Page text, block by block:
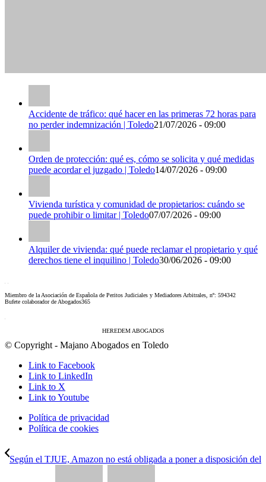
Accidente de tráfico: qué hacer en las primeras 72 horas para
no perder indemnización | Toledo21/07/2026 - 09:00
Orden de protección: qué es, cómo se solicita y qué medidas
puede acordar el juzgado | Toledo14/07/2026 - 09:00
Vivienda turística y comunidad de propietarios: cuándo se
puede prohibir o limitar | Toledo07/07/2026 - 09:00
Alquiler de vivienda: qué puede reclamar el propietario y qué
derechos tiene el inquilino | Toledo30/06/2026 - 09:00
Miembro de la Asociación de Española de Peritos Judiciales y Mediadores Arbitrales, nº: 594342
Bufete colaborador de Abogados365
HEREDEM ABOGADOS
© Copyright - Majano Abogados en Toledo
Link to Facebook
Link to LinkedIn
Link to X
Link to Youtube
Política de privacidad
Política de cookies
Según el TJUE, Amazon no está obligada a poner a disposición del